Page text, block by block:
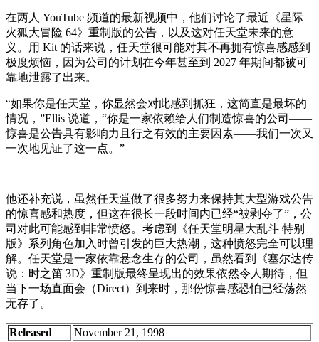
在两人 YouTube 频道的最新视频中，他们讨论了最近《星际
火狐大冒险 64》重制版的公告，以及这对任天堂未来的意
义。用 Kit 的话来说，任天堂很可能对其不再拥有惊喜感感到
极度烦恼，因为公司的计划在今年甚至到 2027 年期间都被可
靠地泄露了出来。
“如果你是任天堂，你显然会对此感到抓狂，这简直是最坏的
情况，”Ellis 说道，“你是一家依赖给人们制造惊喜的公司——
惊喜是公告具有影响力且行之有效的主要因素——我们一次又
一次地见证了这一点。”
他还补充说，虽然任天堂做了很多努力来保持其大型游戏公告
的惊喜感和热度，但这在很长一段时间内已经“被剥夺了”，公
司对此可能感到非常愤怒。考虑到《任天堂明星大乱斗 特别
版》系列角色加入时曾引发的巨大热潮，这种愤怒完全可以理
解。任天堂是一家依靠悬念生存的公司，虽然看到《塞尔达传
说：时之笛 3D》重制版最终呈现出的效果依然令人期待，但
当下一场直面会（Direct）到来时，那份惊喜感恐怕已经荡然
无存了。
Released
November 21, 1998